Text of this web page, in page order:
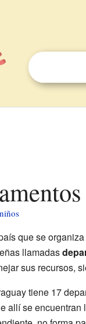
que se
llamadas
sus recursos,
tiene 17
allí se